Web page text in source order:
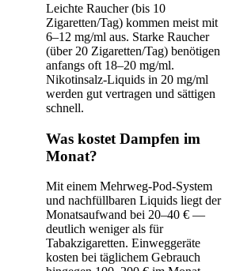
Leichte Raucher (bis 10
Zigaretten/Tag) kommen meist mit
6–12 mg/ml aus. Starke Raucher
(über 20 Zigaretten/Tag) benötigen
anfangs oft 18–20 mg/ml.
Nikotinsalz-Liquids in 20 mg/ml
werden gut vertragen und sättigen
schnell.
Was kostet Dampfen im
Monat?
Mit einem Mehrweg-Pod-System
und nachfüllbaren Liquids liegt der
Monatsaufwand bei 20–40 € —
deutlich weniger als für
Tabakzigaretten. Einweggeräte
kosten bei täglichem Gebrauch